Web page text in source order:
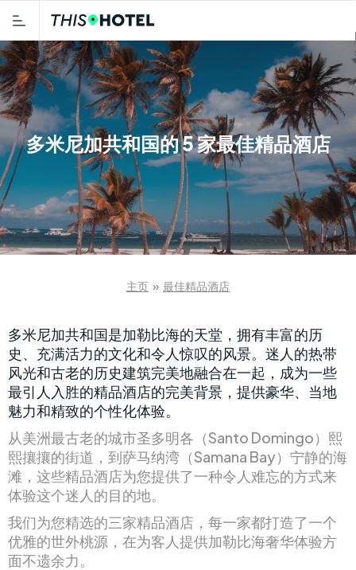
多米尼加共和国的 5 家最佳精品酒店
主页 » 最佳精品酒店
多米尼加共和国是加勒比海的天堂，拥有丰富的历
史、充满活力的文化和令人惊叹的风景。迷人的热带
风光和古老的历史建筑完美地融合在一起，成为一些
最引人入胜的精品酒店的完美背景，提供豪华、当地
魅力和精致的个性化体验。
从美洲最古老的城市圣多明各（Santo Domingo）熙
熙攘攘的街道，到萨马纳湾（Samana Bay）宁静的海
滩，这些精品酒店为您提供了一种令人难忘的方式来
体验这个迷人的目的地。
我们为您精选的三家精品酒店，每一家都打造了一个
优雅的世外桃源，在为客人提供加勒比海奢华体验方
面不遗余力。